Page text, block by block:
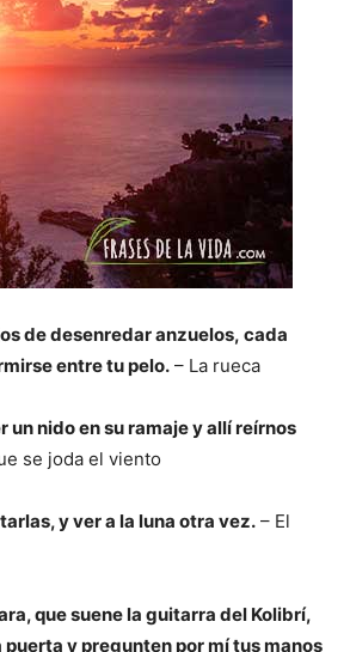
de desenredar anzuelos, cada
entre tu pelo. – La rueca
un nido en su ramaje y allí reírnos
se joda el viento
y ver a la luna otra vez. – El
que suene la guitarra del Kolibrí,
y pregunten por mí tus manos